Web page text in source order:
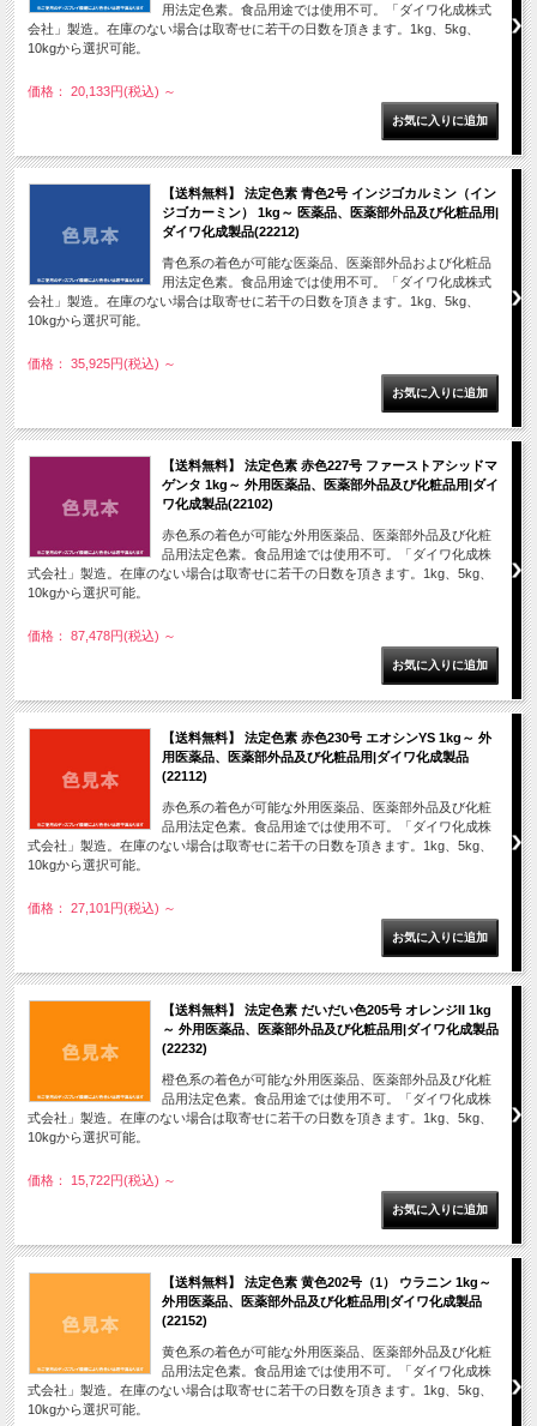
用法定色素。食品用途では使用不可。「ダイワ化成株式
会社」製造。在庫のない場合は取寄せに若干の日数を頂きます。1kg、5kg、
10kgから選択可能。
価格： 20,133円(税込) ～
【送料無料】 法定色素 青色2号 インジゴカルミン（イン
ジゴカーミン） 1kg～ 医薬品、医薬部外品及び化粧品用|
ダイワ化成製品(22212)
青色系の着色が可能な医薬品、医薬部外品および化粧品
用法定色素。食品用途では使用不可。「ダイワ化成株式
会社」製造。在庫のない場合は取寄せに若干の日数を頂きます。1kg、5kg、
10kgから選択可能。
価格： 35,925円(税込) ～
【送料無料】 法定色素 赤色227号 ファーストアシッドマ
ゲンタ 1kg～ 外用医薬品、医薬部外品及び化粧品用|ダイ
ワ化成製品(22102)
赤色系の着色が可能な外用医薬品、医薬部外品及び化粧
品用法定色素。食品用途では使用不可。「ダイワ化成株
式会社」製造。在庫のない場合は取寄せに若干の日数を頂きます。1kg、5kg、
10kgから選択可能。
価格： 87,478円(税込) ～
【送料無料】 法定色素 赤色230号 エオシンYS 1kg～ 外
用医薬品、医薬部外品及び化粧品用|ダイワ化成製品
(22112)
赤色系の着色が可能な外用医薬品、医薬部外品及び化粧
品用法定色素。食品用途では使用不可。「ダイワ化成株
式会社」製造。在庫のない場合は取寄せに若干の日数を頂きます。1kg、5kg、
10kgから選択可能。
価格： 27,101円(税込) ～
【送料無料】 法定色素 だいだい色205号 オレンジII 1kg
～ 外用医薬品、医薬部外品及び化粧品用|ダイワ化成製品
(22232)
橙色系の着色が可能な外用医薬品、医薬部外品及び化粧
品用法定色素。食品用途では使用不可。「ダイワ化成株
式会社」製造。在庫のない場合は取寄せに若干の日数を頂きます。1kg、5kg、
10kgから選択可能。
価格： 15,722円(税込) ～
【送料無料】 法定色素 黄色202号（1） ウラニン 1kg～
外用医薬品、医薬部外品及び化粧品用|ダイワ化成製品
(22152)
黄色系の着色が可能な外用医薬品、医薬部外品及び化粧
品用法定色素。食品用途では使用不可。「ダイワ化成株
式会社」製造。在庫のない場合は取寄せに若干の日数を頂きます。1kg、5kg、
10kgから選択可能。